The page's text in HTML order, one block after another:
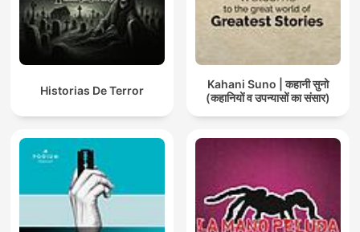
Historias De Terror
Kahani Suno | कहानी सुनो
(कहानियों व उपन्यासों का संसार)